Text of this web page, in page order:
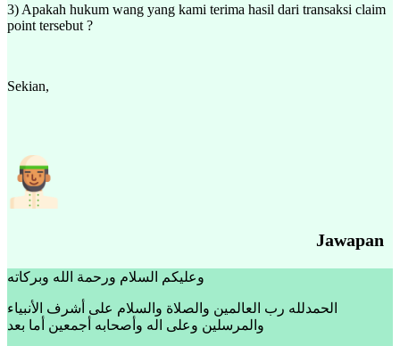
3) Apakah hukum wang yang kami terima hasil dari transaksi claim
point tersebut ?
Sekian,
Jawapan
وعليكم السلام ورحمة الله وبركاته
الحمدلله رب العالمين والصلاة والسلام على أشرف الأنبياء
والمرسلين وعلى اله وأصحابه أجمعين أما بعد